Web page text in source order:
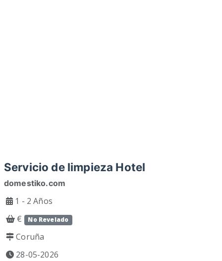
Servicio de limpieza Hotel
domestiko.com
1 - 2 Años
€
No Revelado
Coruña
28-05-2026